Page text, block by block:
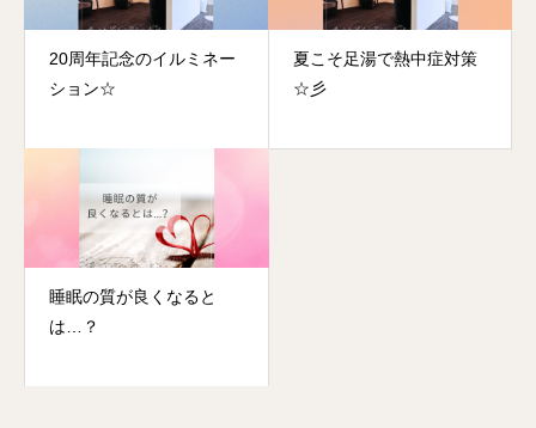
20周年記念のイルミネー
ション☆
夏こそ足湯で熱中症対策
☆彡
睡眠の質が良くなると
は…？